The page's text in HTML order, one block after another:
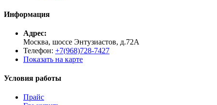
Информация
Адрес:
Москва, шоссе Энтузиастов, д.72А
Телефон: +7(968)728-7427
Показать на карте
Условия работы
Прайс